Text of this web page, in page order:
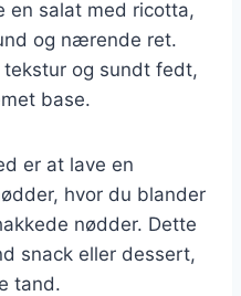
en salat med ricotta,
og nærende ret.
og sundt fedt,
base.
er at lave en
hvor du blander
nødder. Dette
snack eller dessert,
tand.